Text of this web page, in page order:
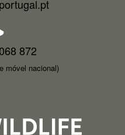
872
móvel nacional)